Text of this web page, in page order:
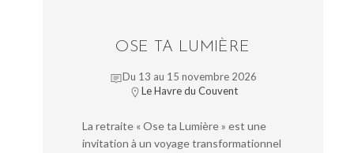
OSE TA LUMIÈRE
Du 13 au 15 novembre 2026
Le Havre du Couvent
La retraite « Ose ta Lumière » est une
invitation à un voyage transformationnel